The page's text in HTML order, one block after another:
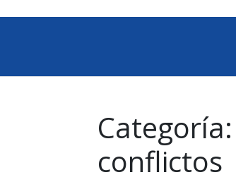
Categoría:
conflictos